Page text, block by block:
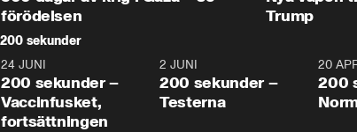
förödelsen
Trump
200 sekunder
5:00
24 JUNI
200 sekunder –
Vaccinfusket,
fortsättningen
4:23
2 JUNI
200 sekunder –
Testerna
20
200